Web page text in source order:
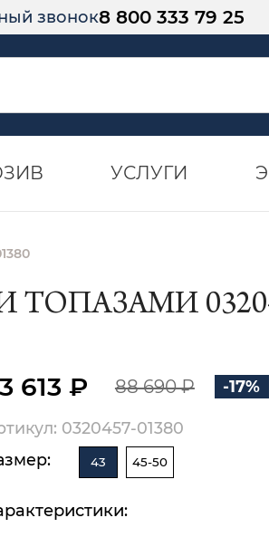
звонок8 800 333 79 25
УСЛУГИ
613 ₽ 88 690 ₽ -17%
0320457-01380
43 45-50